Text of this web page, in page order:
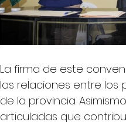
La firma de este
las relaciones entre los
de la provincia.
articuladas que